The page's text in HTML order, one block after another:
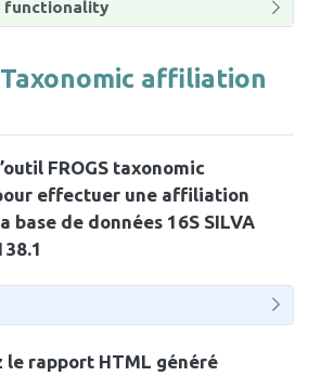
functionality
Taxonomic affiliation
FROGS taxonomic
effectuer une affiliation
base de données 16S SILVA
le rapport HTML généré